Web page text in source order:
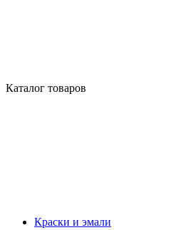
Каталог товаров
Краски и эмали